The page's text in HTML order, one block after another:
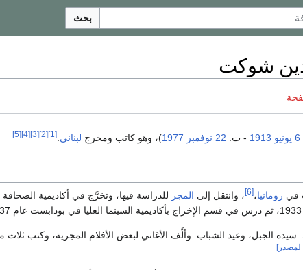
بحث
شوكت
6 يونيو 1913 - ت. 22 نوفمبر 1977)، وهو كاتب ومخرج لبناني [1]
[2]
[3]
[4]
[5]
في رومانيا،[6] ، وانتقل إلى المجر للدراسة فيها، وتخرَّج في أكاديمية الصحافة
الجبل، وعيد الشباب. وألَّف الأغاني لبعض الأفلام المجرية، وكتب
لمصدر]